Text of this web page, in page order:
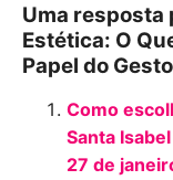
Uma resposta
Estética: O
Papel do
Como
Santa Isabel
27 de